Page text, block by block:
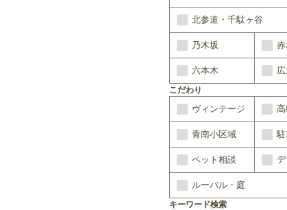
北参道・千駄ヶ谷
乃木坂 赤
六本木
こだわり
ヴィンテージ
青南小区域
ペット相談
ルーバル・庭
キーワード検索